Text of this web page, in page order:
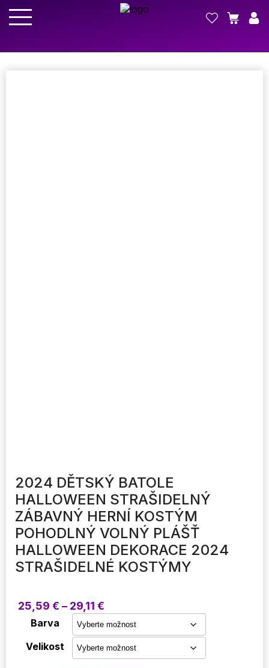
2024 DĚTSKÝ BATOLE
HALLOWEEN STRAŠIDELNÝ
ZÁBAVNÝ HERNÍ KOSTÝM
POHODLNÝ VOLNÝ PLÁŠŤ
HALLOWEEN DEKORACE 2024
STRAŠIDELNÉ KOSTÝMY
25,59 € – 29,11 €
cen:
až
29,11 €
Barva
Velikost